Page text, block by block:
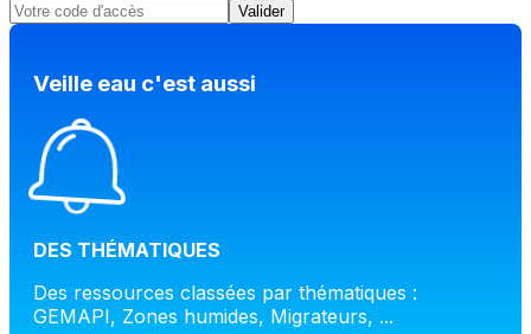
Valider
Veille eau c'est aussi
DES THÉMATIQUES
Des ressources classées par thématiques :
GEMAPI, Zones humides, Migrateurs, ...